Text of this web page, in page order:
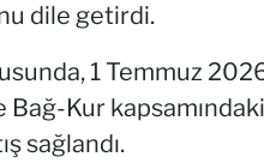
dile getirdi.
1 Temmuz
Kur
sağlandı.